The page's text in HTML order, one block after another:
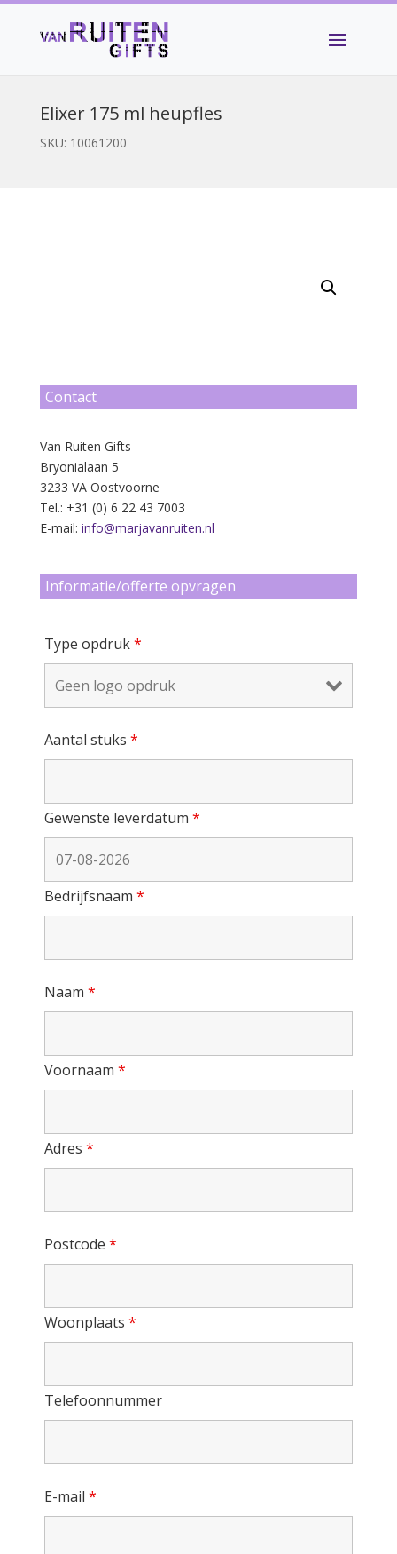
Elixer 175 ml heupfles
SKU: 10061200
Contact
Van Ruiten Gifts
Bryonialaan 5
3233 VA Oostvoorne
Tel.: +31 (0) 6 22 43 7003
E-mail: info@marjavanruiten.nl
Informatie/offerte opvragen
Type opdruk*
Aantal stuks *
Gewenste leverdatum *
Bedrijfsnaam *
Naam *
Voornaam *
Adres *
Postcode *
Woonplaats *
Telefoonnummer
E-mail *